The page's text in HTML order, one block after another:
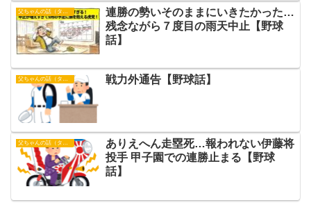
連勝の勢いそのままにいきたかった…
残念ながら７度目の雨天中止【野球
話】
父ちゃんの話（タイガース） 戦力外通告【野球話】
父ちゃんの話（タイガース）
ありえへん走塁死…報われない伊藤将
投手 甲子園での連勝止まる【野球
話】